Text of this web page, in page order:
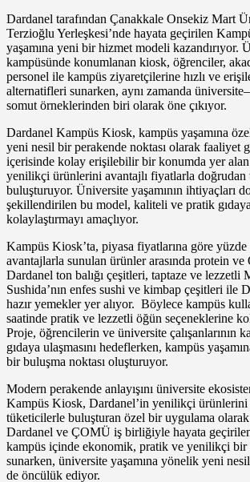
Dardanel tarafından Çanakkale Onsekiz Mart
Terzioğlu Yerleşkesi’nde hayata geçirilen
yaşamına yeni bir hizmet modeli kazandırıyor.
kampüsünde konumlanan kiosk, öğrenciler,
personel ile kampüs ziyaretçilerine hızlı ve
alternatifleri sunarken, aynı zamanda
somut örneklerinden biri olarak öne çıkıyor.
Dardanel Kampüs Kiosk, kampüs yaşamına
yeni nesil bir perakende noktası olarak faaliyet
içerisinde kolay erişilebilir bir konumda yer
yenilikçi ürünlerini avantajlı fiyatlarla
buluşturuyor. Üniversite yaşamının ihtiyaçları
şekillendirilen bu model, kaliteli ve pratik
kolaylaştırmayı amaçlıyor.
Kampüs Kiosk’ta, piyasa fiyatlarına göre yüzde
avantajlarla sunulan ürünler arasında protein ve
Dardanel ton balığı çeşitleri, taptaze ve lezzetli
Sushida’nın enfes sushi ve kimbap çeşitleri ile
hazır yemekler yer alıyor. Böylece kampüs
saatinde pratik ve lezzetli öğün seçeneklerine
Proje, öğrencilerin ve üniversite çalışanlarının
gıdaya ulaşmasını hedeflerken, kampüs
bir buluşma noktası oluşturuyor.
Modern perakende anlayışını üniversite
Kampüs Kiosk, Dardanel’in yenilikçi ürünlerini
tüketicilerle buluşturan özel bir uygulama
Dardanel ve ÇOMÜ iş birliğiyle hayata
kampüs içinde ekonomik, pratik ve yenilikçi bir
sunarken, üniversite yaşamına yönelik yeni
de öncülük ediyor.